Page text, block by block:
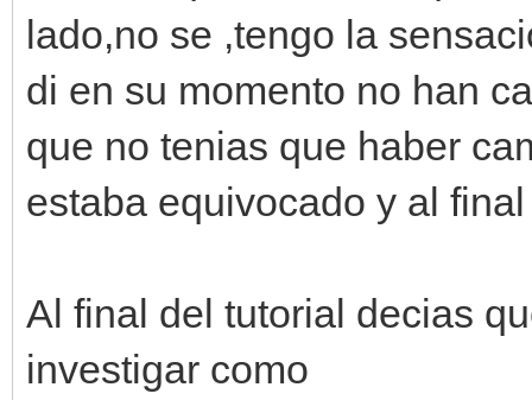
lado,no se ,tengo la
di en su momento no han
que no tenias que haber
estaba equivocado y al
Al final del tutorial decias
investigar como